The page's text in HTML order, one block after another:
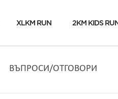
XLKM RUN 2KM KIDS
ВЪПРОСИ/ОТГОВОРИ